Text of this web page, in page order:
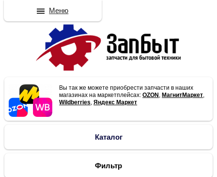
Вы так же можете приобрести запчасти в наших
магазинах на маркетплейсах:OZON , МагнитМаркет,
Wildberries,Яндекс Маркет
Каталог
Фильтр
Меню